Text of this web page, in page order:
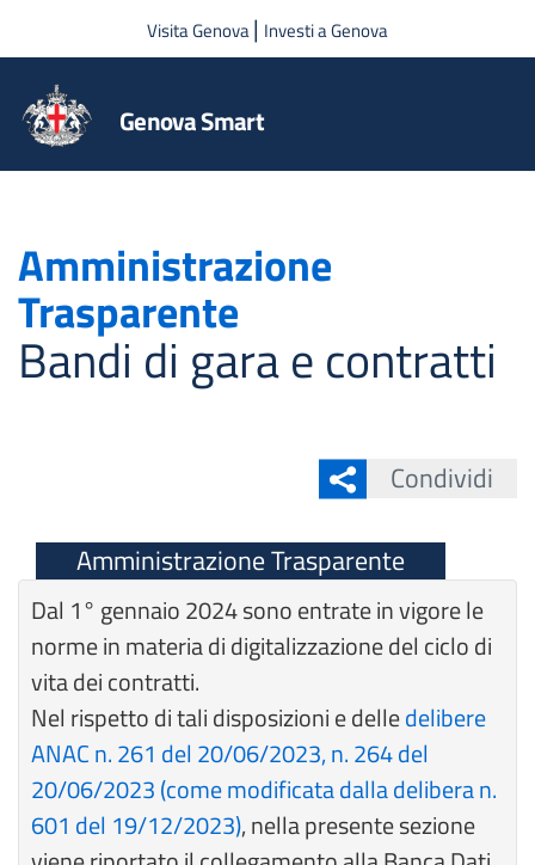
Salta al contenuto principale
Visita Genova| Investi a Genova
Genova Smart
Amministrazione
Trasparente
Bandi di gara e contratti
Condividi
Amministrazione Trasparente
Dal 1° gennaio 2024 sono entrate in vigore le
norme in materia di digitalizzazione del ciclo di
vita dei contratti.​
Nel rispetto di tali disposizioni e delledelibere
ANAC n. 261 del 20/06/2023, n. 264 del
20/06/2023 (come modificata dalla delibera n.
601 del 19/12/2023), nella presente sezione